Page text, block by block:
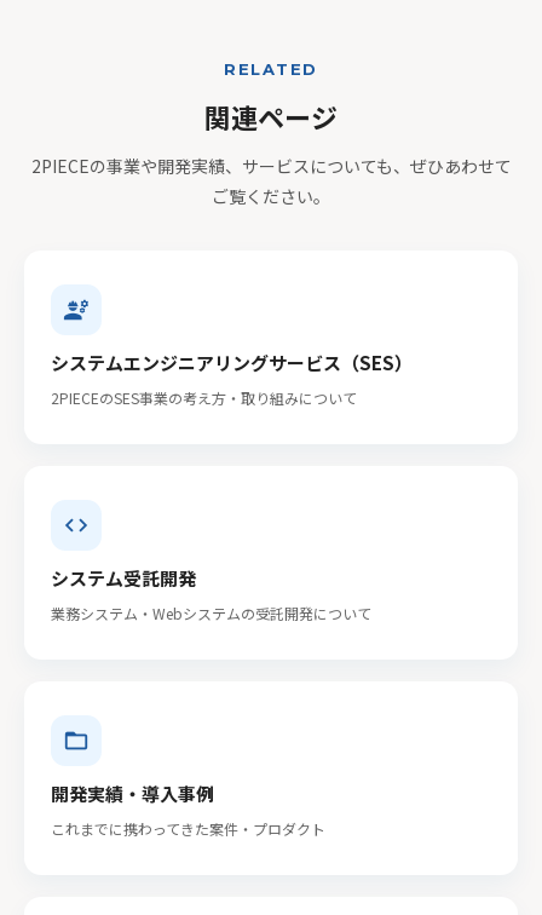
RELATED
関連ページ
2PIECEの事業や開発実績、サービスについても、ぜひあわせて
ご覧ください。
engineering
システムエンジニアリングサービス（SES）
2PIECEのSES事業の考え方・取り組みについて
code
システム受託開発
業務システム・Webシステムの受託開発について
folder_open
開発実績・導入事例
これまでに携わってきた案件・プロダクト